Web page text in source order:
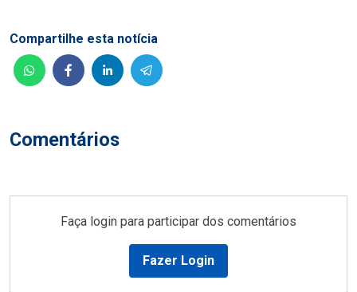
Comentários
Compartilhe esta notícia
Faça login para participar dos comentários
Fazer Login